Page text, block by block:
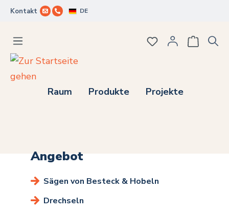
Zum Hauptinhalt springen
Kontakt DE
Raum Produkte Projekte
Du hast 0
Angebot
Sägen von Besteck & Hobeln
Drechseln